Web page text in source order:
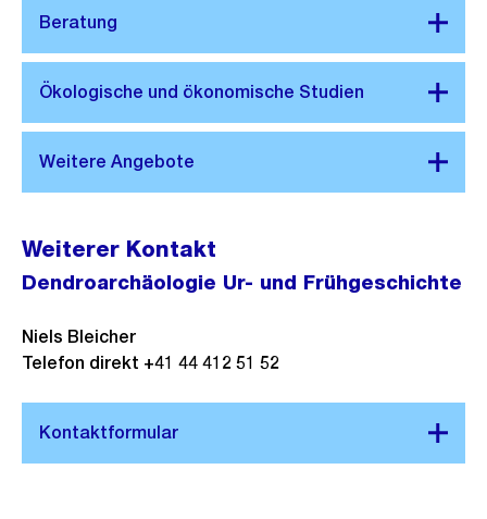
Weiterer Kontakt
Dendroarchäologie Ur- und Frühgeschichte
Niels Bleicher
Telefon direkt +41 44 412 51 52